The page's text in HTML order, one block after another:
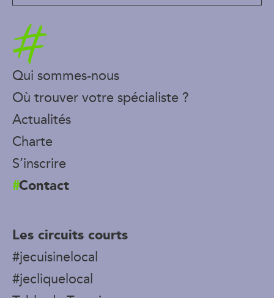
Accueil
Qui sommes-nous
Où trouver votre spécialiste ?
Actualités
Charte
S’inscrire
Contact
Les circuits courts
#jecuisinelocal
#jecliquelocal